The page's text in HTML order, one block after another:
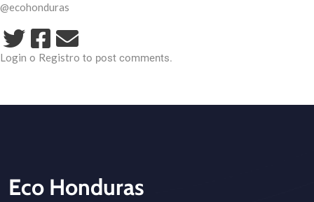
@ecohonduras
Login o Registro to post comments.
CTA - Footer
Eco Honduras